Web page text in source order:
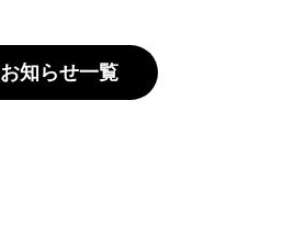
お知らせ一覧